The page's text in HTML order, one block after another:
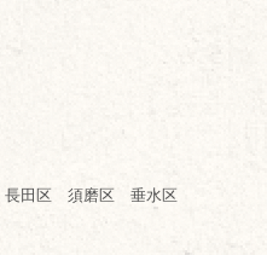
田区 須磨区 垂水区